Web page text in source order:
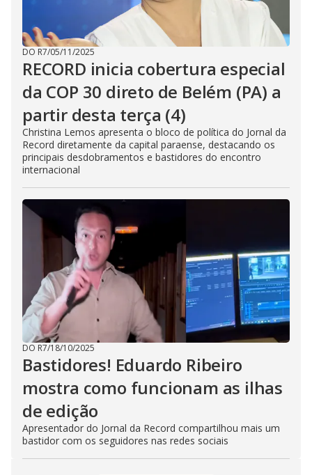
DO R7/05/11/2025
RECORD inicia cobertura especial
da COP 30 direto de Belém (PA) a
partir desta terça (4)
Christina Lemos apresenta o bloco de política do Jornal da
Record diretamente da capital paraense, destacando os
principais desdobramentos e bastidores do encontro
internacional
DO R7/18/10/2025
Bastidores! Eduardo Ribeiro
mostra como funcionam as ilhas
de edição
Apresentador do Jornal da Record compartilhou mais um
bastidor com os seguidores nas redes sociais